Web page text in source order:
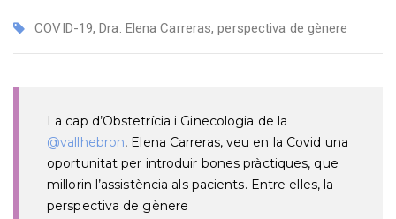
COVID-19,Dra. Elena Carreras,perspectiva de gènere
La cap d’Obstetrícia i Ginecologia de la
@vallhebron, Elena Carreras, veu en la Covid una
oportunitat per introduir bones pràctiques, que
millorin l’assistència als pacients. Entre elles, la
perspectiva de gènere